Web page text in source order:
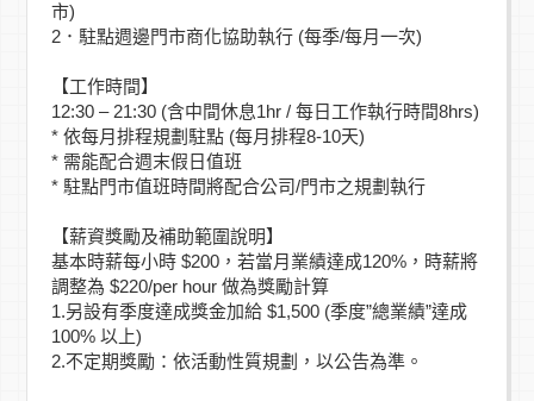
市)
2．駐點週邊門市商化協助執行 (每季/每月一次)
【工作時間】
12:30 – 21:30 (含中間休息1hr / 每日工作執行時間8hrs)
* 依每月排程規劃駐點 (每月排程8-10天)
* 需能配合週末假日值班
* 駐點門市值班時間將配合公司/門市之規劃執行
【薪資獎勵及補助範圍說明】
基本時薪每小時 $200，若當月業績達成120%，時薪將
調整為 $220/per hour 做為獎勵計算
1.另設有季度達成獎金加給 $1,500 (季度”總業績”達成
100% 以上)
2.不定期獎勵：依活動性質規劃，以公告為準。